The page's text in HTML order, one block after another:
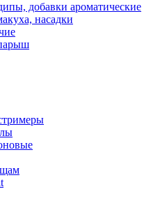
добавки ароматические
насадки